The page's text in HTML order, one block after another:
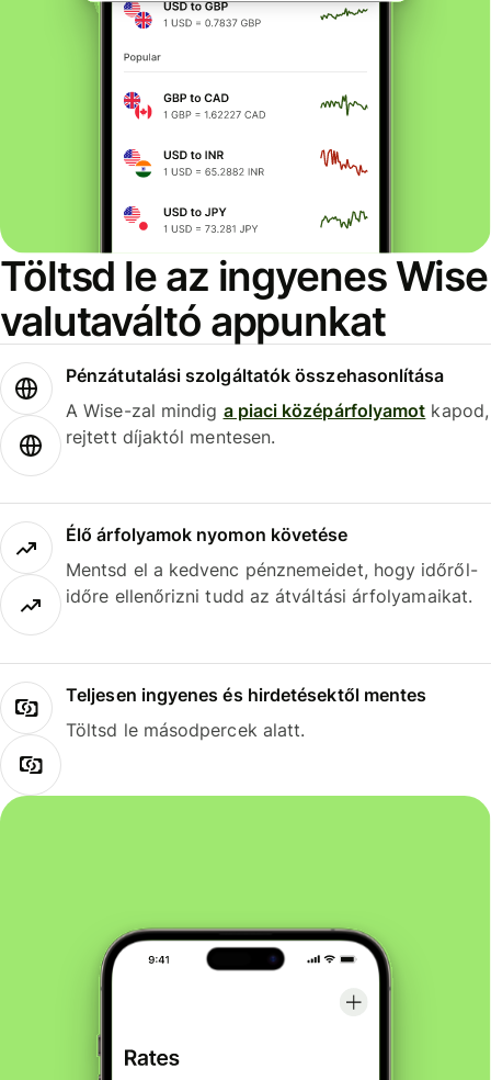
Töltsd le az ingyenes Wise
valutaváltó appunkat
Pénzátutalási szolgáltatók összehasonlítása
A Wise-zal mindig a piaci középárfolyamot kapod,
rejtett díjaktól mentesen.
Élő árfolyamok nyomon követése
Mentsd el a kedvenc pénznemeidet, hogy időről-
időre ellenőrizni tudd az átváltási árfolyamaikat.
Teljesen ingyenes és hirdetésektől mentes
Töltsd le másodpercek alatt.